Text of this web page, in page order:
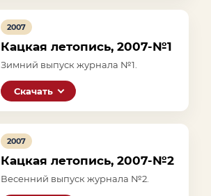
2007
Кацкая летопись, 2007-№1
Зимний выпуск журнала №1.
Скачать
2007
Кацкая летопись, 2007-№2
Весенний выпуск журнала №2.